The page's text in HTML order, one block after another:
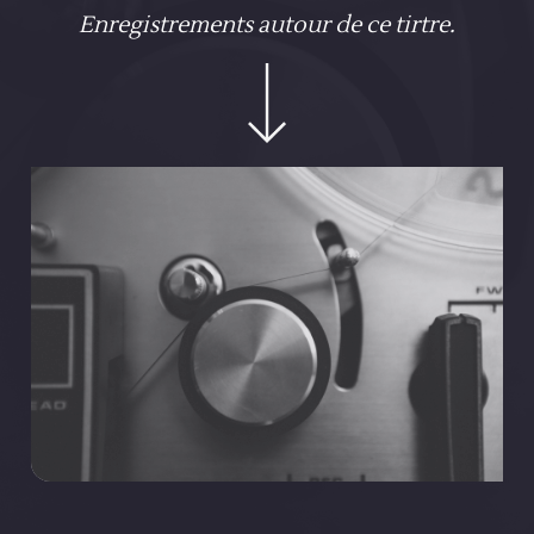
Enregistrements autour de ce tirtre.